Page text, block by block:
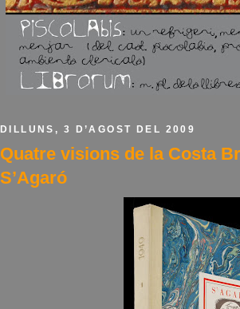
DILLUNS, 3 D’AGOST DEL 2009
Quatre visions de la Costa
S’Agaró